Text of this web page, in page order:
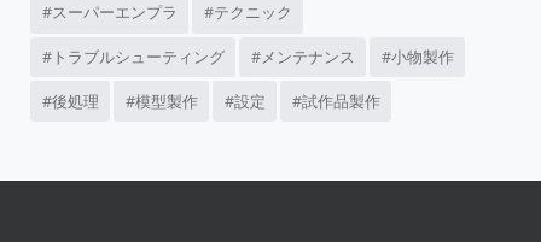
スーパーエンプラ テクニック
トラブルシューティング メンテナンス 小物製作
後処理 模型製作 設定 試作品製作